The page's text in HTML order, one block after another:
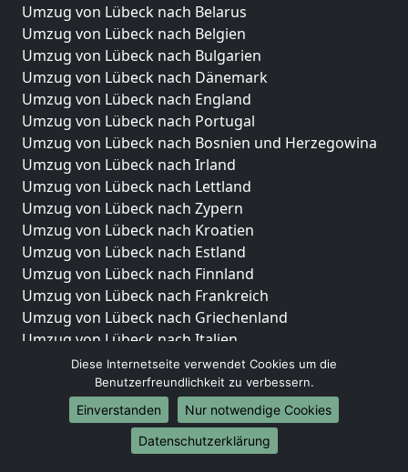
Umzug von Lübeck nach Belarus
Umzug von Lübeck nach Belgien
Umzug von Lübeck nach Bulgarien
Umzug von Lübeck nach Dänemark
Umzug von Lübeck nach England
Umzug von Lübeck nach Portugal
Umzug von Lübeck nach Bosnien und Herzegowina
Umzug von Lübeck nach Irland
Umzug von Lübeck nach Lettland
Umzug von Lübeck nach Zypern
Umzug von Lübeck nach Kroatien
Umzug von Lübeck nach Estland
Umzug von Lübeck nach Finnland
Umzug von Lübeck nach Frankreich
Umzug von Lübeck nach Griechenland
Umzug von Lübeck nach Italien
Umzug von Lübeck nach Liechtenstein
Umzug von Lübeck nach Luxemburg
Umzug von Lübeck nach Niederlande
Umzug von Lübeck nach Norwegen
Umzüge-Deutschlandweit
Diese Internetseite verwendet Cookies um die
Benutzerfreundlichkeit zu verbessern.
Einverstanden
Nur notwendige Cookies
Datenschutzerklärung